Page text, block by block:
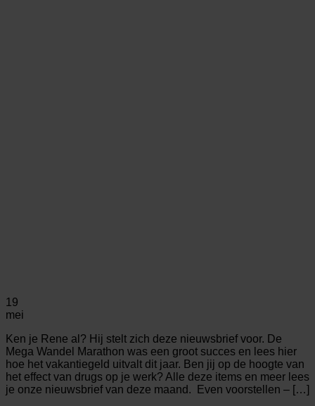
19
mei
Ken je Rene al? Hij stelt zich deze nieuwsbrief voor. De
Mega Wandel Marathon was een groot succes en lees hier
hoe het vakantiegeld uitvalt dit jaar. Ben jij op de hoogte van
het effect van drugs op je werk? Alle deze items en meer lees
je onze nieuwsbrief van deze maand. Even voorstellen – […]